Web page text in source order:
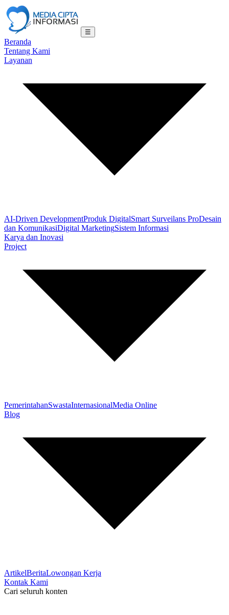
☰
Beranda
Tentang Kami
Layanan
AI-Driven DevelopmentProduk DigitalSmart Surveilans ProDesain
dan KomunikasiDigital MarketingSistem Informasi
Karya dan Inovasi
Project
PemerintahanSwastaInternasionalMedia Online
Blog
ArtikelBeritaLowongan Kerja
Kontak Kami
Cari seluruh konten